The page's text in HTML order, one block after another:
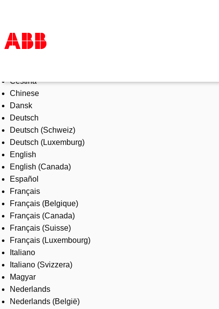
Products & Solutions
Industries
Services
About us
Where to buy
Contact us
Careers
Čeština
Chinese
Dansk
Deutsch
Deutsch (Schweiz)
Deutsch (Luxemburg)
English
English (Canada)
Español
Français
Français (Belgique)
Français (Canada)
Français (Suisse)
Français (Luxembourg)
Italiano
Italiano (Svizzera)
Magyar
Nederlands
Nederlands (België)